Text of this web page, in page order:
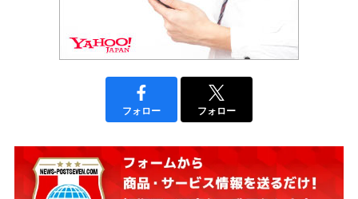
フォロー フォロー